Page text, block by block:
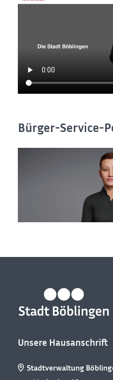
Bürger-Service-
Unsere Hausanschrift
Stadtverwaltung